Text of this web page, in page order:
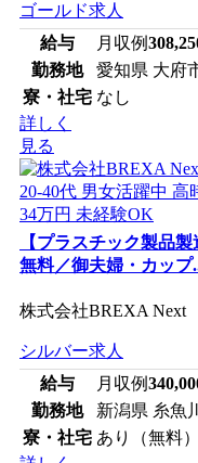
ゴールド求人
給与
月収例
勤務地
愛知県 大府
寮・社宅 なし
詳しく
見る
【プラスチック製品
無料／御夫婦・カップ
株式会社BREXA Next
シルバー求人
給与
月収例
勤務地
新潟県 糸魚
寮・社宅 あり（無料）